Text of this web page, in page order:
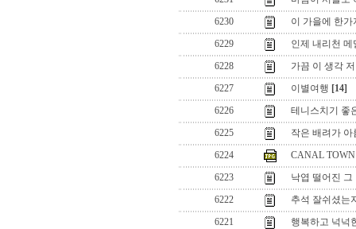
6230
이 가을에 한가
6229
인제 내리천 메
6228
가끔 이 생각
6227
이별여행 [14]
6226
테니스치기 좋
6225
작은 배려가 아
6224
CANAL TOWN
6223
낙엽 떨어진
6222
추석 잘쉬셨는
6221
행복하고 넉넉